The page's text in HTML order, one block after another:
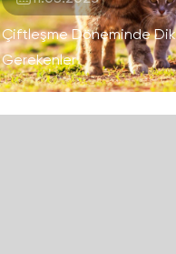
Çiftleşme Döneminde
Gerekenler